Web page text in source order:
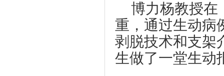
博力杨教授在
重，通过生动病
剥脱技术和支架
生做了一堂生动